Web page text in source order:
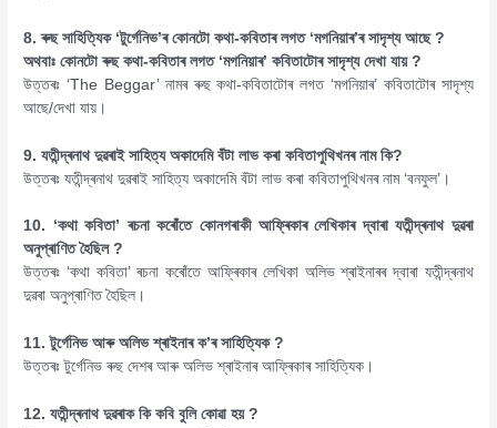
8. ৰুছ সাহিত্যিক ‘টুৰ্গেনিভ’ৰ কোনটো কথা-কবিতাৰ লগত ‘মগনিয়াৰ’ৰ সাদৃশ্য আছে ?
অথবাঃ কোনটো ৰুছ কথা-কবিতাৰ লগত ‘মগনিয়াৰ’ কবিতাটোৰ সাদৃশ্য দেখা যায় ?
উত্তৰঃ ‘The Beggar’ নামৰ ৰুছ কথা-কবিতাটোৰ লগত ‘মগনিয়াৰ’ কবিতাটোৰ সাদৃশ্য
আছে/দেখা যায়।
9. যতীন্দ্ৰনাথ দুৱৰাই সাহিত্য অকাদেমি বঁটা লাভ কৰা কবিতাপুথিখনৰ নাম কি?
উত্তৰঃ যতীন্দ্ৰনাথ দুৱৰাই সাহিত্য অকাদেমি বঁটা লাভ কৰা কবিতাপুথিখনৰ নাম ‘বনফুল’।
10. ‘কথা কবিতা’ ৰচনা কৰোঁতে কোনগৰাকী আফ্ৰিকাৰ লেখিকাৰ দ্বাৰা যতীন্দ্ৰনাথ দুৱৰা
অনুপ্ৰাণিত হৈছিল ?
উত্তৰঃ ‘কথা কবিতা’ ৰচনা কৰোঁতে আফ্ৰিকাৰ লেখিকা অলিভ শ্ৰাইনাৰৰ দ্বাৰা যতীন্দ্ৰনাথ
দুৱৰা অনুপ্ৰাণিত হৈছিল।
11. টুৰ্গেনিভ আৰু অলিভ শ্ৰাইনাৰ ক’ৰ সাহিত্যিক ?
উত্তৰঃ টুৰ্গেনিভ ৰুছ দেশৰ আৰু অলিভ শ্ৰাইনাৰ আফ্ৰিকাৰ সাহিত্যিক।
12. যতীন্দ্ৰনাথ দুৱৰাক কি কবি বুলি কোৱা হয় ?